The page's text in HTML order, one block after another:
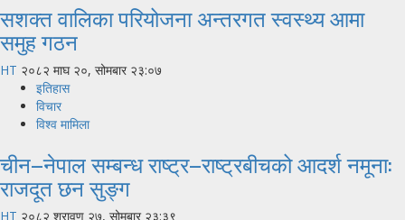
सशक्त वालिका परियोजना अन्तरगत स्वस्थ्य आमा
समुह गठन
HT २०८२ माघ २०, सोमबार २३:०७
इतिहास
विचार
विश्व मामिला
चीन–नेपाल सम्बन्ध राष्ट्र–राष्ट्रबीचको आदर्श नमूना:
राजदूत छन सुङ्ग
HT २०८२ श्रावण २७, सोमबार २३:३९